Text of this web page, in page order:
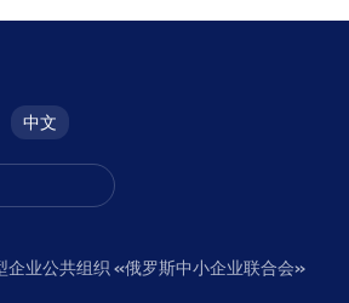
中文
业公共组织 «俄罗斯中小企业联合会»